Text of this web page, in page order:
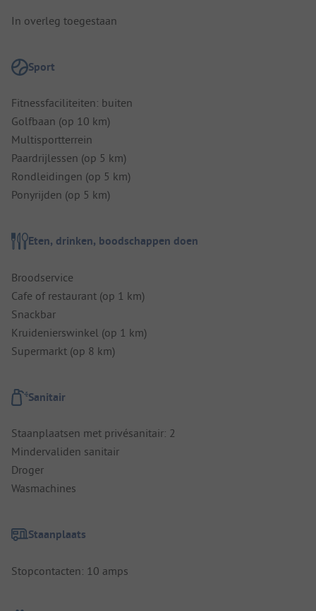
In overleg toegestaan
Sport
Fitnessfaciliteiten: buiten
Golfbaan (op 10 km)
Multisportterrein
Paardrijlessen (op 5 km)
Rondleidingen (op 5 km)
Ponyrijden (op 5 km)
Eten, drinken, boodschappen doen
Broodservice
Cafe of restaurant (op 1 km)
Snackbar
Kruidenierswinkel (op 1 km)
Supermarkt (op 8 km)
Sanitair
Staanplaatsen met privésanitair: 2
Mindervaliden sanitair
Droger
Wasmachines
Staanplaats
Stopcontacten: 10 amps